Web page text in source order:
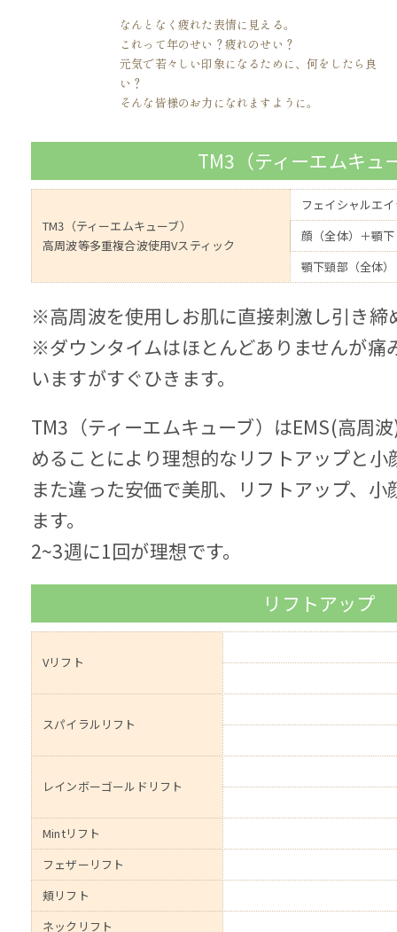
なんとなく疲れた表情に見える。
これって年のせい？疲れのせい？
元気で若々しい印象になるために、何をしたら良
い？
そんな皆様のお力になれますように。
TM3（ティーエムキュ
TM3（ティーエムキューブ）
高周波等多重複合波使用Vスティック
フェイシャルエ
顔（全体）＋顎下
顎下頸部（全体）
※高周波を使用しお肌に直接刺激し引き締
※ダウンタイムはほとんどありませんが痛
いますがすぐひきます。
TM3（ティーエムキューブ）はEMS(高周
めることにより理想的なリフトアップと
また違った安価で美肌、リフトアップ、
ます。
2~3週に1回が理想です。
リフトアップ
Vリフト
スパイラルリフト
レインボーゴールドリフト
Mintリフト
フェザーリフト
頬リフト
ネックリフト